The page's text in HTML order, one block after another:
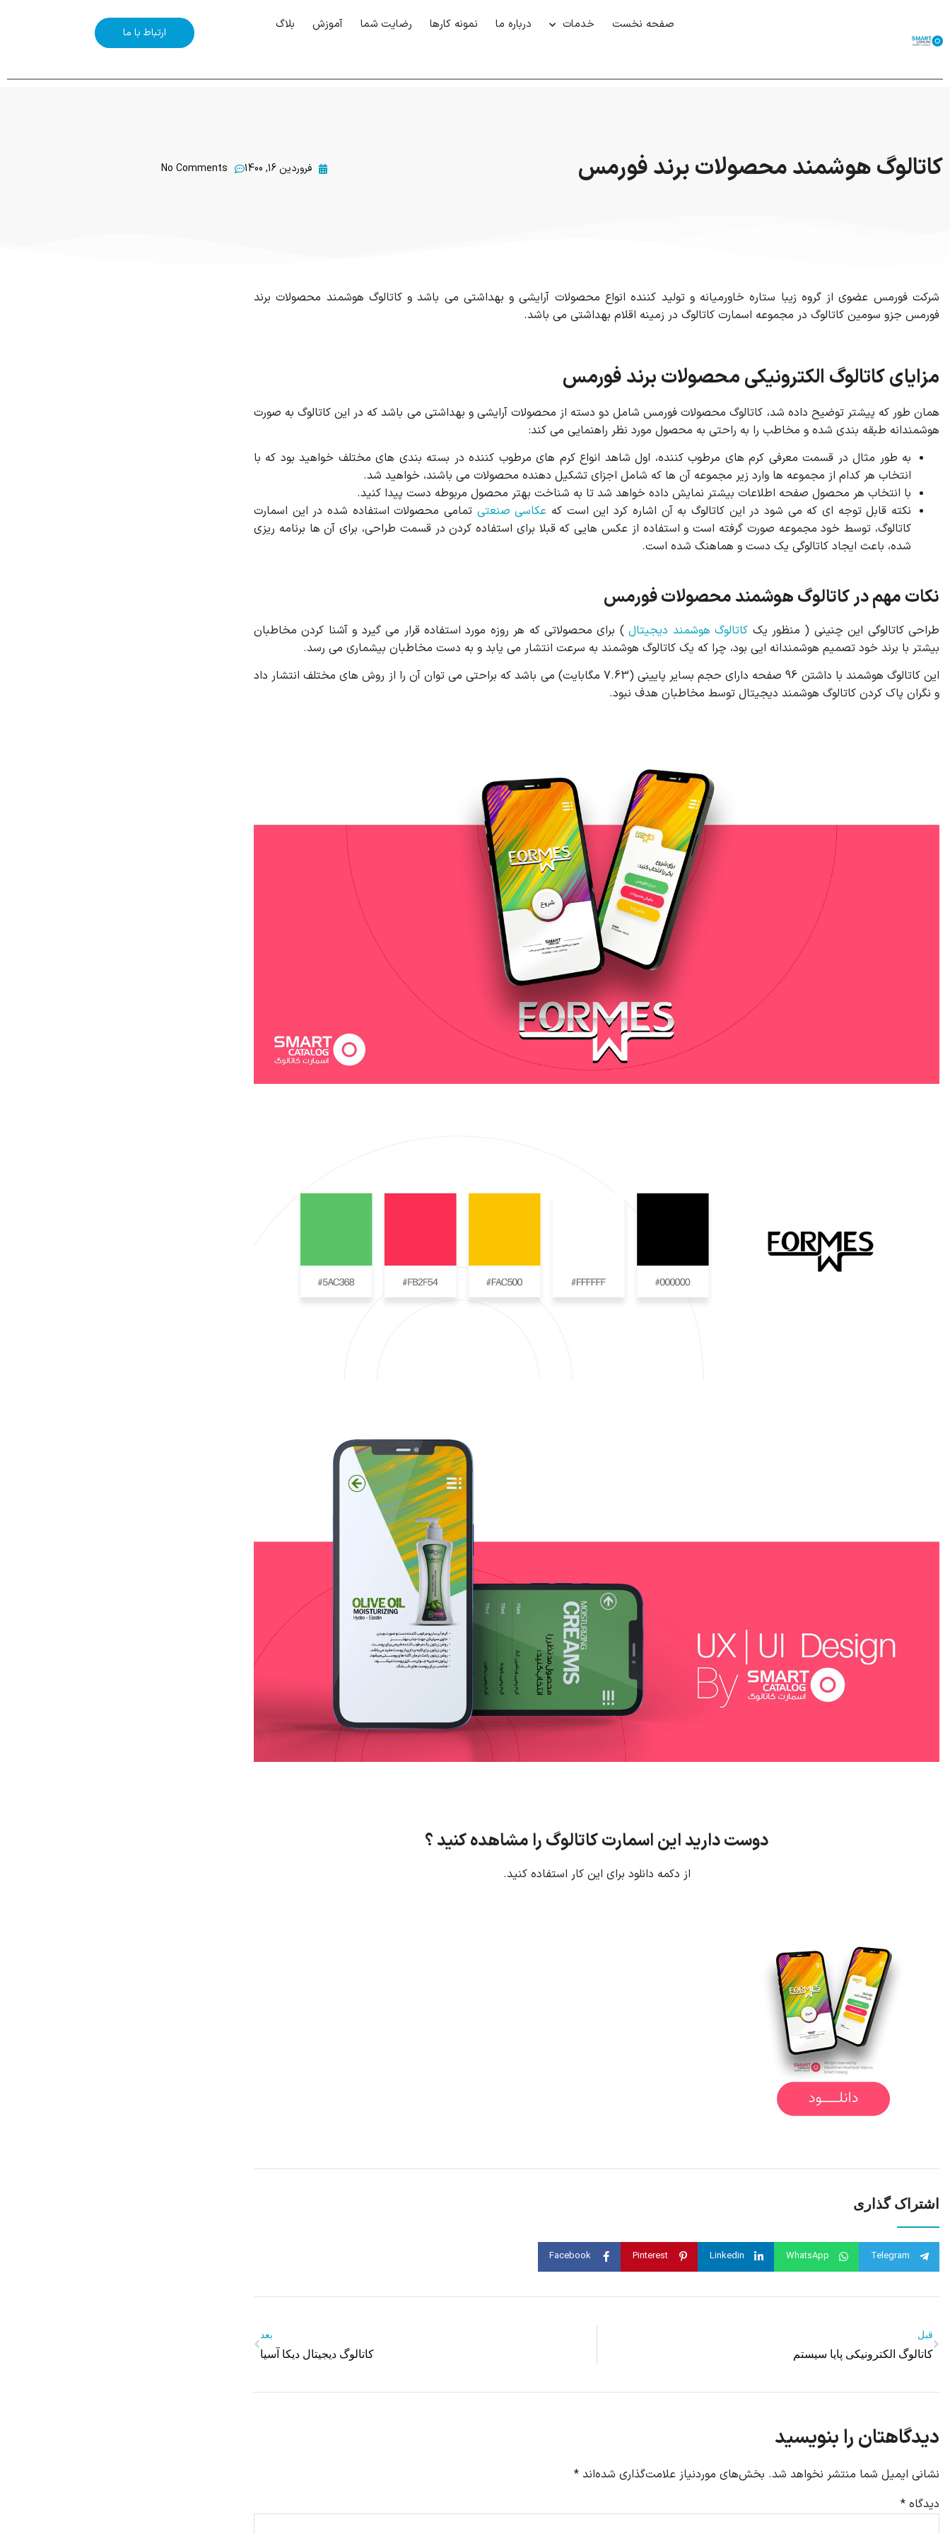
صفحه نخست خدمات درباره ما نمونه کارها رضایت شما آموزش بلاگ
ارتباط با ما
کاتالوگ هوشمند محصولات برند فورمس فروردین 16, 1400 No Comments
شرکت فورمس عضوی از گروه زیبا ستاره خاورمیانه و تولید کننده انواع محصولات آرایشی و بهداشتی می باشد و کاتالوگ هوشمند محصولات برند
فورمس جزو سومین کاتالوگ در مجموعه اسمارت کاتالوگ در زمینه اقلام بهداشتی می باشد.
مزایای کاتالوگ الکترونیکی محصولات برند فورمس
همان طور که پیشتر توضیح داده شد، کاتالوگ محصولات فورمس شامل دو دسته از محصولات آرایشی و بهداشتی می باشد که در این کاتالوگ به صورت
هوشمندانه طبقه بندی شده و مخاطب را به راحتی به محصول مورد نظر راهنمایی می کند:
به طور مثال در قسمت معرفی کرم های مرطوب کننده، اول شاهد انواع کرم های مرطوب کننده در بسته بندی های مختلف خواهید بود که با
انتخاب هر کدام از مجموعه ها وارد زیر مجموعه آن ها که شامل اجزای تشکیل دهنده محصولات می باشند، خواهید شد.
با انتخاب هر محصول صفحه اطلاعات بیشتر نمایش داده خواهد شد تا به شناخت بهتر محصول مربوطه دست پیدا کنید.
نکته قابل توجه ای که می شود در این کاتالوگ به آن اشاره کرد این است که عکاسی صنعتی تمامی محصولات استفاده شده در این اسمارت
کاتالوگ، توسط خود مجموعه صورت گرفته است و استفاده از عکس هایی که قبلا برای استفاده کردن در قسمت طراحی، برای آن ها برنامه ریزی
شده، باعث ایجاد کاتالوگی یک دست و هماهنگ شده است.
نکات مهم در کاتالوگ هوشمند محصولات فورمس
طراحی کاتالوگی این چنینی ( منظور یک کاتالوگ هوشمند دیجیتال) برای محصولاتی که هر روزه مورد استفاده قرار می گیرد و آشنا کردن مخاطبان
بیشتر با برند خود تصمیم هوشمندانه ایی بود، چرا که یک کاتالوگ هوشمند به سرعت انتشار می یابد و به دست مخاطبان بیشماری می رسد.
این کاتالوگ هوشمند با داشتن 96 صفحه دارای حجم بسایر پایینی (7.63 مگابایت) می باشد که براحتی می توان آن را از روش های مختلف انتشار داد
و نگران پاک کردن کاتالوگ هوشمند دیجیتال توسط مخاطبان هدف نبود.
دوست دارید این اسمارت کاتالوگ را مشاهده کنید ؟
از دکمه دانلود برای این کار استفاده کنید.
اشتراک گذاری
Telegram
WhatsApp
Linkedin
Pinterest
Facebook
قبل
کاتالوگ الکترونیکی پایا سیستم
بعد
کاتالوگ دیجیتال دیکا آسیا
دیدگاهتان را بنویسید
نشانی ایمیل شما منتشر نخواهد شد. بخش‌های موردنیاز علامت‌گذاری شده‌اند *
دیدگاه *